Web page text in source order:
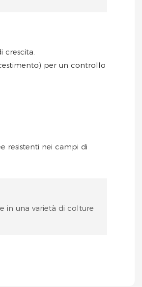
per un controllo
resistenti nei campi di
in una varietà di colture